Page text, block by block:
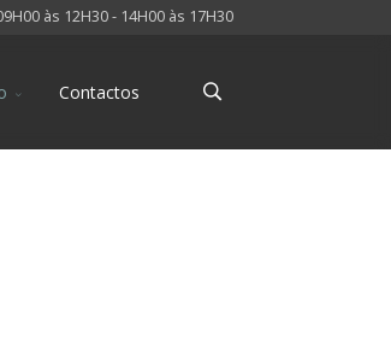
às 12H30 - 14H00 às 17H30
Contactos